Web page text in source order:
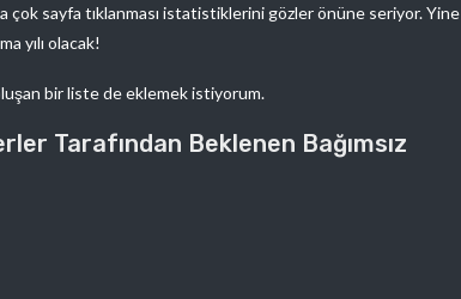
çok sayfa tıklanması istatistiklerini gözler önüne seriyor. Yine
yılı olacak!
bir liste de eklemek istiyorum.
Tarafından Beklenen Bağımsız